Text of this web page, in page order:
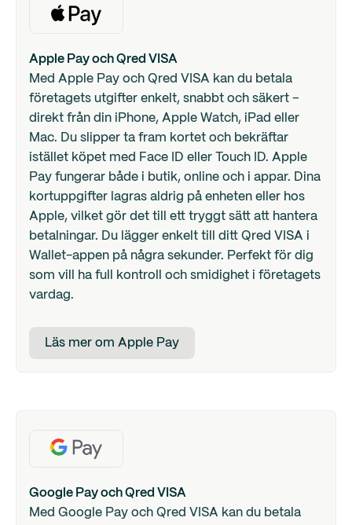
Apple Pay och Qred VISA
Med Apple Pay och Qred VISA kan du betala
företagets utgifter enkelt, snabbt och säkert –
direkt från din iPhone, Apple Watch, iPad eller
Mac. Du slipper ta fram kortet och bekräftar
istället köpet med Face ID eller Touch ID. Apple
Pay fungerar både i butik, online och i appar. Dina
kortuppgifter lagras aldrig på enheten eller hos
Apple, vilket gör det till ett tryggt sätt att hantera
betalningar. Du lägger enkelt till ditt Qred VISA i
Wallet-appen på några sekunder. Perfekt för dig
som vill ha full kontroll och smidighet i företagets
vardag.
Läs mer om Apple Pay
Google Pay och Qred VISA
Med Google Pay och Qred VISA kan du betala